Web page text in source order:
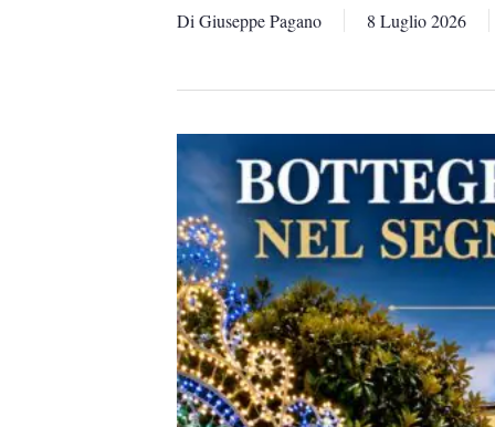
Di Giuseppe Pagano 8 Luglio 2026